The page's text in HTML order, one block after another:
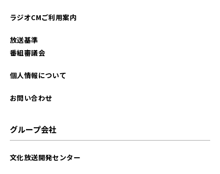
ラジオCMご利用案内
放送基準
番組審議会
個人情報について
お問い合わせ
グループ会社
文化放送開発センター